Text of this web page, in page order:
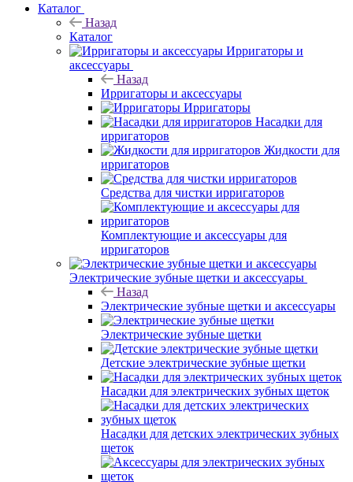
Каталог
Назад
Каталог
Ирригаторы и
аксессуары
Назад
Ирригаторы и аксессуары
Ирригаторы
Насадки для
ирригаторов
Жидкости для
ирригаторов
Средства для чистки ирригаторов
Комплектующие и аксессуары для
ирригаторов
Электрические зубные щетки и аксессуары
Назад
Электрические зубные щетки и аксессуары
Электрические зубные щетки
Детские электрические зубные щетки
Насадки для электрических зубных щеток
Насадки для детских электрических зубных
щеток